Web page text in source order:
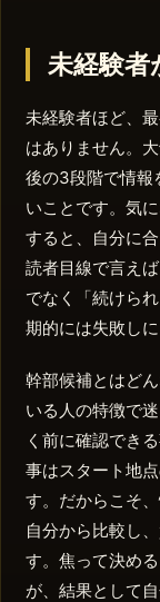
未経験者
未経験者ほど、
はありません。
後の3段階で情報
いことです。気
すると、自分に
読者目線で言え
でなく「続けら
期的には失敗しに
幹部候補とはど
いる人の特徴で
く前に確認でき
事はスタート地
す。だからこそ
自分から比較し
す。焦って決め
が、結果として